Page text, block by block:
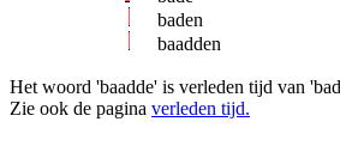
baden
baadden
Het woord 'baadde' is verleden tijd van
Zie ook de pagina verleden tijd.